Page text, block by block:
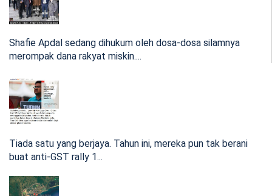
Apakah geran yang dibuka MDEC kali ini realiti terbuka
21:05 May 03, 2023
Siasatan Hakim: Bekas Ketua Hakim tibai Ketua
Hakim Negara, Mahkamah Persekutuan
Bagaimana alasan s...
22:03 Mar 03, 2023
Shafie Apdal sedang dihukum oleh dosa-dosa silamnya
merompak dana rakyat miskin....
Tiada satu yang berjaya. Tahun ini, mereka pun tak berani
buat anti-GST rally 1...